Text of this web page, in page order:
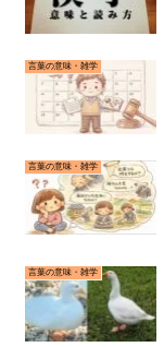
言葉の意味・雑学
言葉の意味・雑学
言葉の意味・雑学